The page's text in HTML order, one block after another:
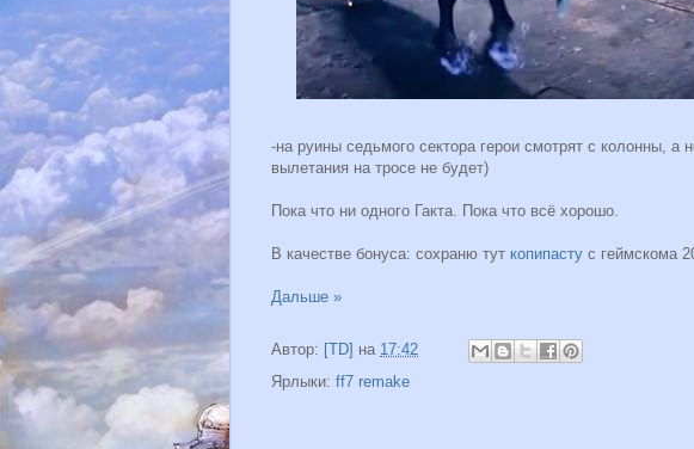
-на руины седьмого сектора герои смотрят с колонны, а
вылетания на тросе не будет)
Пока что ни одного Гакта. Пока что всё хорошо.
В качестве бонуса: сохраню тут копипасту с геймскома
Дальше »
Автор: [TD] на 17:42
Ярлыки: ff7 remake